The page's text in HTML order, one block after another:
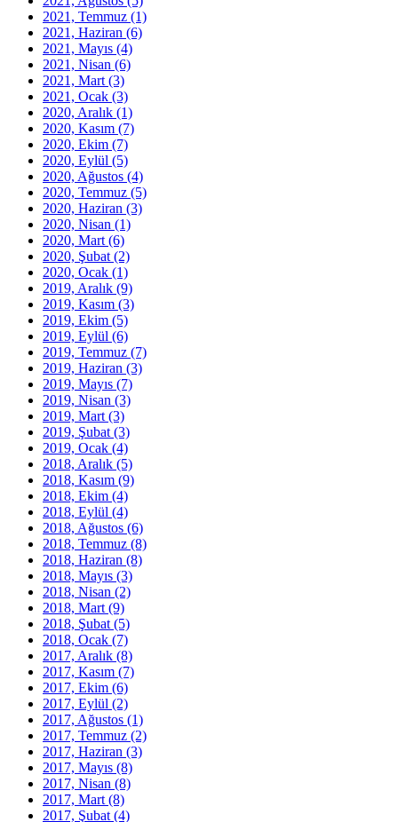
2021, Temmuz (1)
2021, Haziran (6)
2021, Mayıs (4)
2021, Nisan (6)
2021, Mart (3)
2021, Ocak (3)
2020, Aralık (1)
2020, Kasım (7)
2020, Ekim (7)
2020, Eylül (5)
2020, Ağustos (4)
2020, Temmuz (5)
2020, Haziran (3)
2020, Nisan (1)
2020, Mart (6)
2020, Şubat (2)
2020, Ocak (1)
2019, Aralık (9)
2019, Kasım (3)
2019, Ekim (5)
2019, Eylül (6)
2019, Temmuz (7)
2019, Haziran (3)
2019, Mayıs (7)
2019, Nisan (3)
2019, Mart (3)
2019, Şubat (3)
2019, Ocak (4)
2018, Aralık (5)
2018, Kasım (9)
2018, Ekim (4)
2018, Eylül (4)
2018, Ağustos (6)
2018, Temmuz (8)
2018, Haziran (8)
2018, Mayıs (3)
2018, Nisan (2)
2018, Mart (9)
2018, Şubat (5)
2018, Ocak (7)
2017, Aralık (8)
2017, Kasım (7)
2017, Ekim (6)
2017, Eylül (2)
2017, Ağustos (1)
2017, Temmuz (2)
2017, Haziran (3)
2017, Mayıs (8)
2017, Nisan (8)
2017, Mart (8)
2017, Şubat (4)